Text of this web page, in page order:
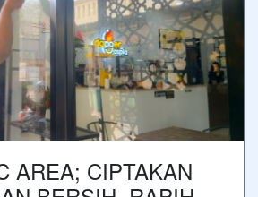
AREA; CIPTAKAN